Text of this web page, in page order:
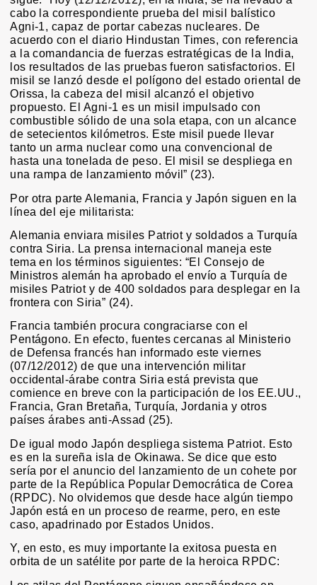
cabo la correspondiente prueba del misil balístico
Agni-1, capaz de portar cabezas nucleares. De
acuerdo con el diario Hindustan Times, con referencia
a la comandancia de fuerzas estratégicas de la India,
los resultados de las pruebas fueron satisfactorios. El
misil se lanzó desde el polígono del estado oriental de
Orissa, la cabeza del misil alcanzó el objetivo
propuesto. El Agni-1 es un misil impulsado con
combustible sólido de una sola etapa, con un alcance
de setecientos kilómetros. Este misil puede llevar
tanto un arma nuclear como una convencional de
hasta una tonelada de peso. El misil se despliega en
una rampa de lanzamiento móvil” (23).
Por otra parte Alemania, Francia y Japón siguen en la
línea del eje militarista:
Alemania enviara misiles Patriot y soldados a Turquía
contra Siria. La prensa internacional maneja este
tema en los términos siguientes: “El Consejo de
Ministros alemán ha aprobado el envío a Turquía de
misiles Patriot y de 400 soldados para desplegar en la
frontera con Siria” (24).
Francia también procura congraciarse con el
Pentágono. En efecto, fuentes cercanas al Ministerio
de Defensa francés han informado este viernes
(07/12/2012) de que una intervención militar
occidental-árabe contra Siria está prevista que
comience en breve con la participación de los EE.UU.,
Francia, Gran Bretaña, Turquía, Jordania y otros
países árabes anti-Assad (25).
De igual modo Japón despliega sistema Patriot. Esto
es en la sureña isla de Okinawa. Se dice que esto
sería por el anuncio del lanzamiento de un cohete por
parte de la República Popular Democrática de Corea
(RPDC). No olvidemos que desde hace algún tiempo
Japón está en un proceso de rearme, pero, en este
caso, apadrinado por Estados Unidos.
Y, en esto, es muy importante la exitosa puesta en
orbita de un satélite por parte de la heroica RPDC: